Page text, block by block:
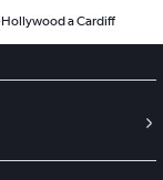
Hollywood a Cardiff